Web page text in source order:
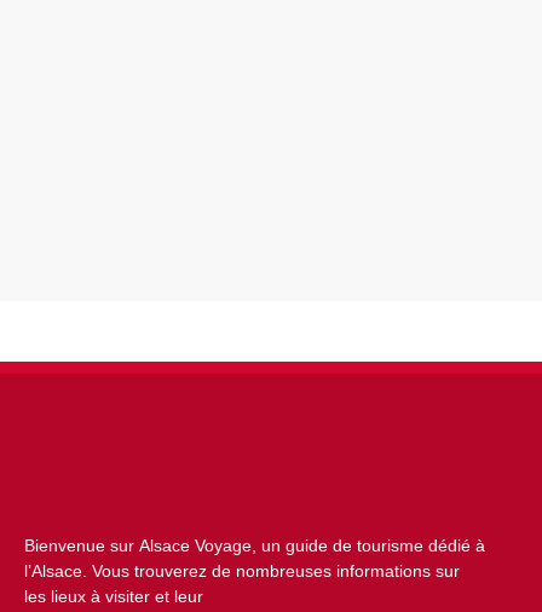
Bienvenue sur Alsace Voyage, un guide de tourisme dédié à
l’Alsace. Vous trouverez de nombreuses informations sur
les lieux à visiter et leur